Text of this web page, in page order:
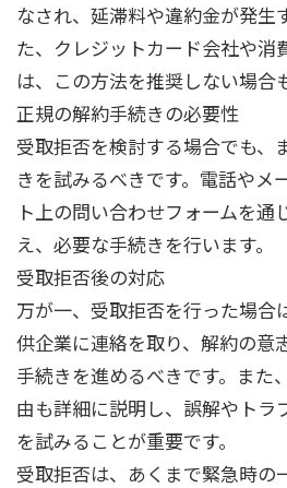
なされ、延滞料や違約金が発生
た、クレジットカード会社や消
は、この方法を推奨しない場合
正規の解約手続きの必要性
受取拒否を検討する場合でも、
きを試みるべきです。電話やメ
ト上の問い合わせフォームを通
え、必要な手続きを行います。
受取拒否後の対応
万が一、受取拒否を行った場合
供企業に連絡を取り、解約の意
手続きを進めるべきです。また
由も詳細に説明し、誤解やトラ
を試みることが重要です。
受取拒否は、あくまで緊急時の